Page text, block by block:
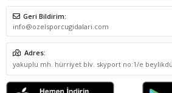
Geri Bildirim:
info@ozelsporcugidalari.com
Adres:
yakuplu mh. hürriyet blv. skyport no:1/e